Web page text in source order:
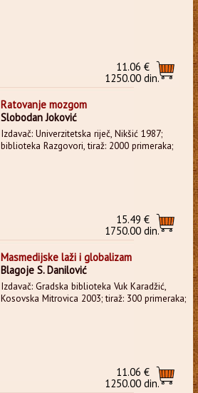
11.06 €
1250.00 din.
Ratovanje mozgom
Slobodan Joković
Izdavač: Univerzitetska riječ, Nikšić 1987;
biblioteka Razgovori, tiraž: 2000 primeraka;
15.49 €
1750.00 din.
Masmedijske laži i globalizam
Blagoje S. Danilović
Izdavač: Gradska biblioteka Vuk Karadžić,
Kosovska Mitrovica 2003; tiraž: 300 primeraka;
11.06 €
1250.00 din.